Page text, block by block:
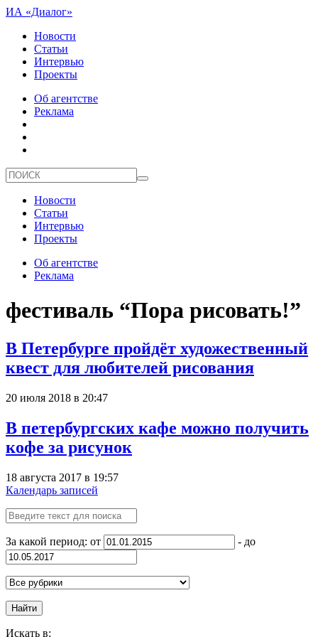
ИА «Диалог»
Новости
Статьи
Интервью
Проекты
Об агентстве
Реклама
Новости
Статьи
Интервью
Проекты
Об агентстве
Реклама
фестиваль “Пора рисовать!”
В Петербурге пройдёт художественный
квест для любителей рисования
20 июля 2018 в 20:47
В петербургских кафе можно получить
кофе за рисунок
18 августа 2017 в 19:57
Календарь записей
За какой период: от - до
Найти
Искать в: